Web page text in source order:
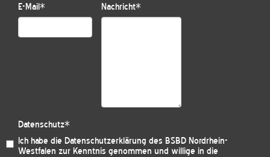
E-Mail* Nachricht*
Datenschutz*
Ich habe die Datenschutzerklärung des BSBD Nordrhein-
Westfalen zur Kenntnis genommen und willige in die